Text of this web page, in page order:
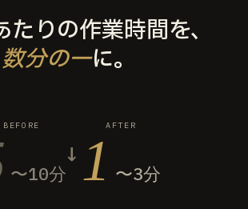
りの作業時間を、
数分の一に。
BEFORE
〜10分
→
AFTER
1 〜3分